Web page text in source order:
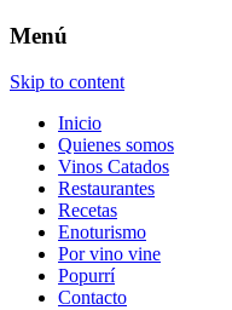
Menú
Skip to content
Inicio
Quienes somos
Vinos Catados
Restaurantes
Recetas
Enoturismo
Por vino vine
Popurrí
Contacto